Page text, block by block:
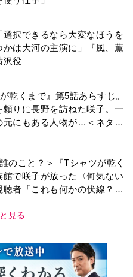
選択できるなら大変なほうを
かは大河の主演に」『風、薫
沢役
乾くまで』第5話あらすじ。
頼りに長野を訪ねた咲子。一
元にもある人物が…＜ネタバ
のこと？＞『Tシャツが乾く
館で咲子が放った〈何気ない
聴者「これも何かの伏線？」
見る